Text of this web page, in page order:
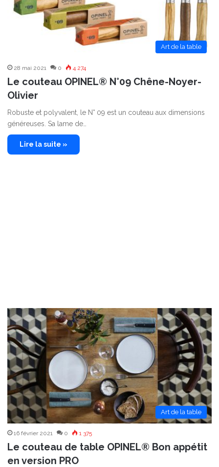
Art de la table
28 mai 2021 0 4 274
Le couteau OPINEL® N°09 Chêne-Noyer-
Olivier
Robuste et polyvalent, le N° 09 est un couteau aux dimensions
généreuses. Sa lame de…
Lire la suite »
Art de la table
16 février 2021 0 1 375
Le couteau de table OPINEL® Bon appétit
en version PRO